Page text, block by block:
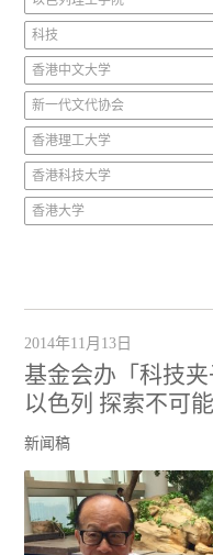
科技
香港中文大学
新一代文代协会
香港理工大学
香港科技大学
香港大学
2014年11月13日
基金会办「科技
以色列 探索不可能
新闻稿